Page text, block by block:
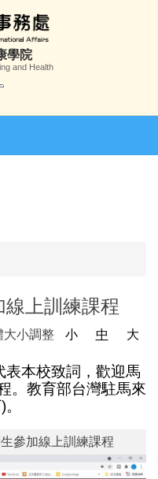
學院
and Health
上訓練課程
大小調整 小 中 大
表本校致詞，歡迎馬
。教育部台灣駐馬來
參加線上訓練課程